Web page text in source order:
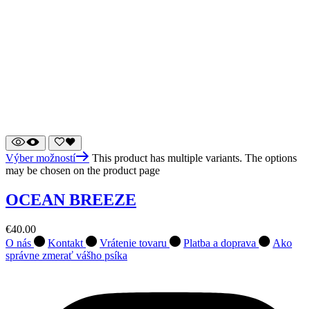
Výber možností
This product has multiple variants. The options
may be chosen on the product page
OCEAN BREEZE
€40.00
O nás
Kontakt Vrátenie tovaru Platba a doprava
Ako
správne zmerať vášho psíka